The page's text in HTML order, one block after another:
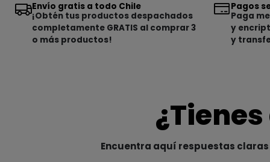
Envío gratis a todo Chile
¡Obtén tus productos despachados
completamente GRATIS al comprar 3
o más productos!
Pagos
Paga
y
y
Encuentra aquí respuestas